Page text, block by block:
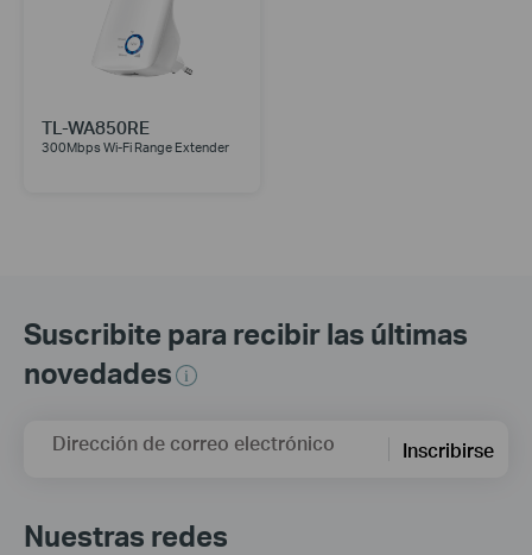
TL-WA850RE
300Mbps Wi-Fi Range Extender
Suscribite para recibir las últimas
novedades
Dirección de correo electrónico Inscribirse
Nuestras redes